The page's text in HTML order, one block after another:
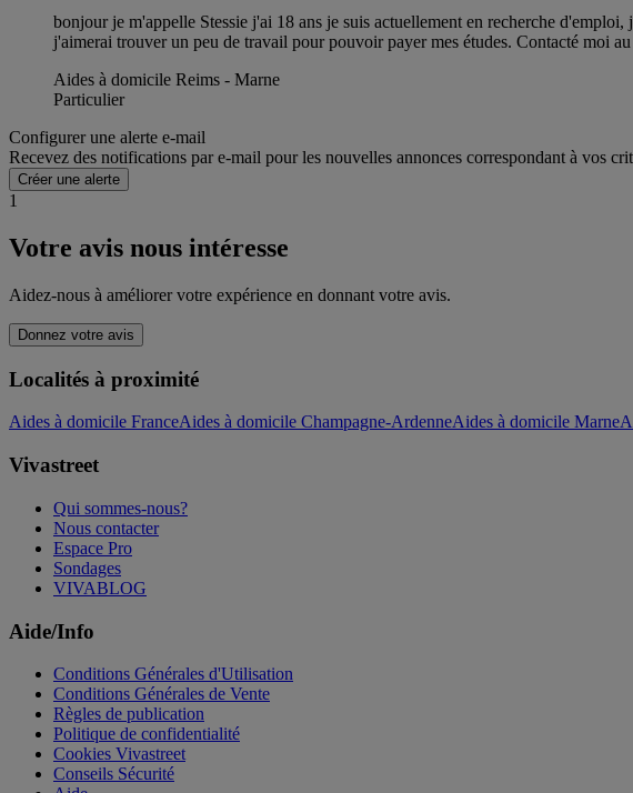
bonjour je m'appelle Stessie j'ai 18 ans je suis actuellement en recherche
j'aimerai trouver un peu de travail pour pouvoir payer mes études. Contacté moi
Aides à domicile Reims - Marne
Particulier
Configurer une alerte e-mail
Recevez des notifications par e-mail pour les nouvelles annonces correspondant à vos
Créer une alerte
1
Votre avis nous intéresse
Aidez-nous à améliorer votre expérience en donnant votre avis.
Donnez votre avis
Localités à proximité
Aides à domicile FranceAides à domicile Champagne-ArdenneAides à domicile Marne
Vivastreet
Qui sommes-nous?
Nous contacter
Espace Pro
Sondages
VIVABLOG
Aide/Info
Conditions Générales d'Utilisation
Conditions Générales de Vente
Règles de publication
Politique de confidentialité
Cookies Vivastreet
Conseils Sécurité